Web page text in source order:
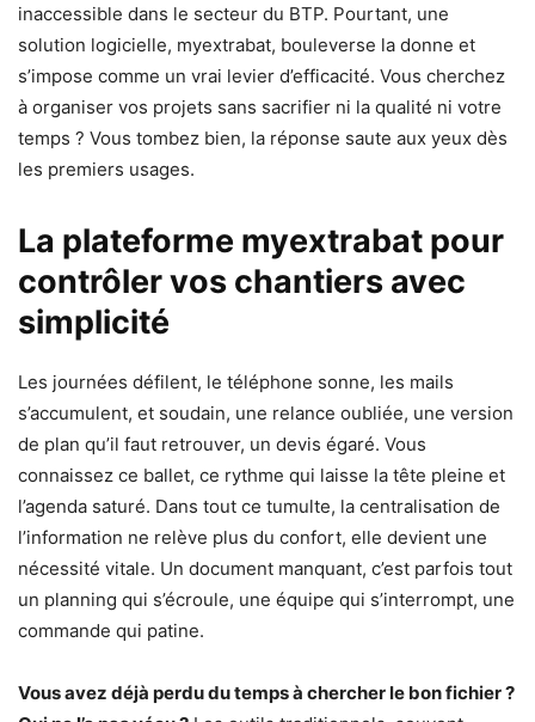
inaccessible dans le secteur du BTP. Pourtant, une
solution logicielle, myextrabat, bouleverse la donne et
s’impose comme un vrai levier d’efficacité. Vous cherchez
à organiser vos projets sans sacrifier ni la qualité ni votre
temps ? Vous tombez bien, la réponse saute aux yeux dès
les premiers usages.
La plateforme myextrabat pour
contrôler vos chantiers avec
simplicité
Les journées défilent, le téléphone sonne, les mails
s’accumulent, et soudain, une relance oubliée, une version
de plan qu’il faut retrouver, un devis égaré. Vous
connaissez ce ballet, ce rythme qui laisse la tête pleine et
l’agenda saturé. Dans tout ce tumulte, la centralisation de
l’information ne relève plus du confort, elle devient une
nécessité vitale. Un document manquant, c’est parfois tout
un planning qui s’écroule, une équipe qui s’interrompt, une
commande qui patine.
Vous avez déjà perdu du temps à chercher le bon fichier ?